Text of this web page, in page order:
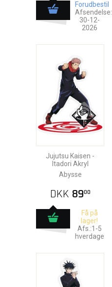
Forudbestil
Afsendelse:
30-12-
2026
Jujutsu Kaisen -
Itadori Akryl
Abysse
DKK 8900
Få på
lager!
Afs.:1-5
hverdage